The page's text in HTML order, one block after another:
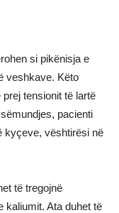
si pikënisja e
veshkave. Këto
tensionit të lartë
pacienti
kyçeve, vështirësi në
të tregojnë
kaliumit. Ata duhet të